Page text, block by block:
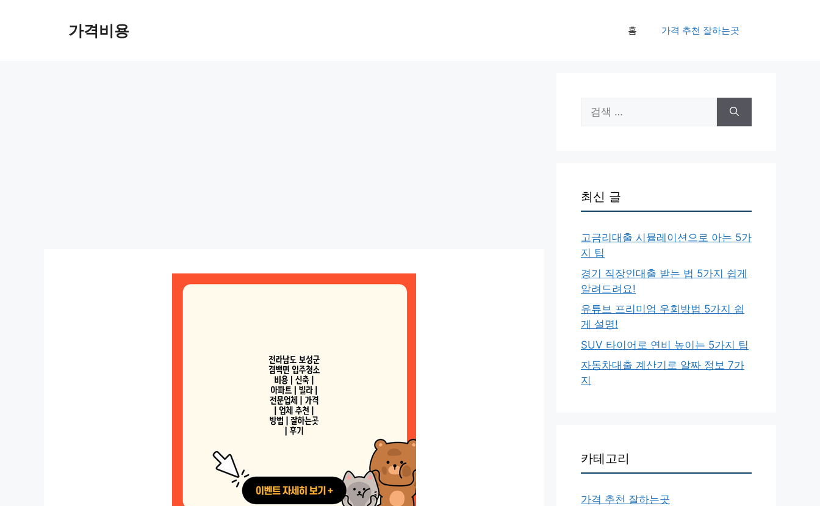
가격비용 홈 가격 추천 잘하는곳
색:
최신 글
고금리대출 시뮬레이션으로 아는 5가
지 팁
경기 직장인대출 받는 법 5가지 쉽게
알려드려요!
유튜브 프리미엄 우회방법 5가지 쉽
게 설명!
SUV 타이어로 연비 높이는 5가지 팁
자동차대출 계산기로 알짜 정보 7가
지
카테고리
가격 추천 잘하는곳